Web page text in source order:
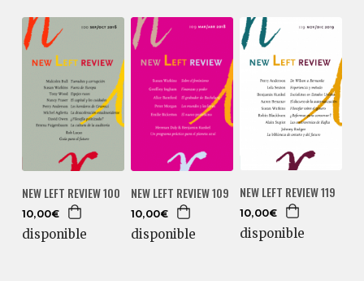
NEW LEFT REVIEW 100
10,00€
disponible
NEW LEFT REVIEW 109
10,00€
disponible
NEW LEFT REVIEW 119
10,00€
disponible